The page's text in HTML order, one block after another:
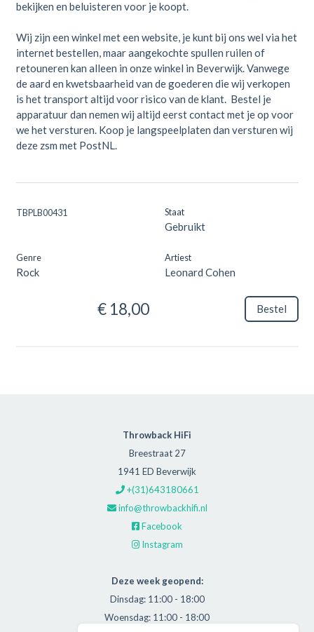
bekijken en beluisteren voor je koopt.
Wij zijn een winkel met een website, je kunt bij ons wel via het
internet bestellen, maar aangekochte spullen ruilen of
retouneren kan alleen in onze winkel in Beverwijk. Vanwege
de aard en kwetsbaarheid van de goederen die wij verkopen
is het transport altijd voor risico van de klant. Bestel je
apparatuur dan nemen wij altijd eerst contact met je op voor
we het versturen. Koop je langspeelplaten dan versturen wij
deze zsm met PostNL.
TBPLB00431 Staat
Gebruikt
Genre
Rock
Artiest
Leonard Cohen
€ 18,00 Bestel
Throwback HiFi
Breestraat 27
1941 ED Beverwijk
+(31)643180661
info@throwbackhifi.nl
Facebook
Instagram
Deze week geopend:
Dinsdag: 11:00 - 18:00
Woensdag: 11:00 - 18:00